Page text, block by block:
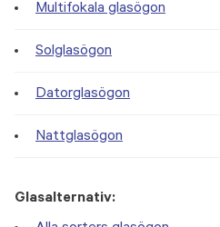
Multifokala glasögon
Solglasögon
Datorglasögon
Nattglasögon
Glasalternativ: